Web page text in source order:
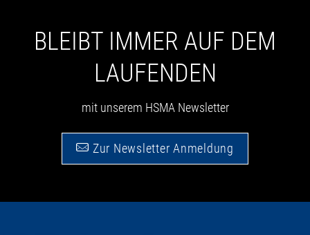
BLEIBT IMMER AUF DEM
LAUFENDEN
mit unserem HSMA Newsletter
Zur Newsletter Anmeldung